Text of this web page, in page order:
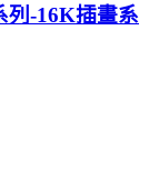
列-16K插畫系